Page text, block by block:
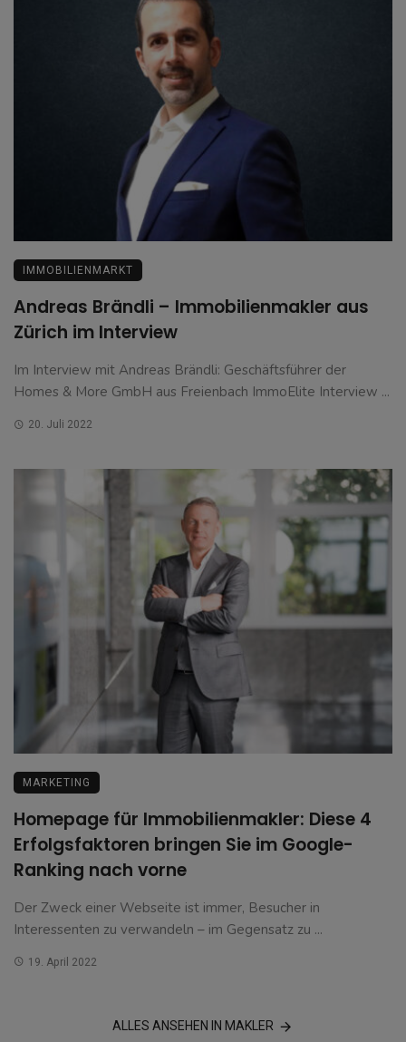
IMMOBILIENMARKT
Andreas Brändli – Immobilienmakler aus
Zürich im Interview
Im Interview mit Andreas Brändli: Geschäftsführer der
Homes & More GmbH aus Freienbach ImmoElite Interview ...
20. Juli 2022
MARKETING
Homepage für Immobilienmakler: Diese 4
Erfolgsfaktoren bringen Sie im Google-
Ranking nach vorne
Der Zweck einer Webseite ist immer, Besucher in
Interessenten zu verwandeln – im Gegensatz zu ...
19. April 2022
ALLES ANSEHEN IN MAKLER